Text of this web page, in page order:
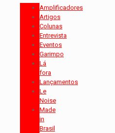
Amplificadores
Artigos
Colunas
Entrevista
Eventos
Garimpo
Lá
fora
Lançamentos
Le
Noise
Made
in
Brasil